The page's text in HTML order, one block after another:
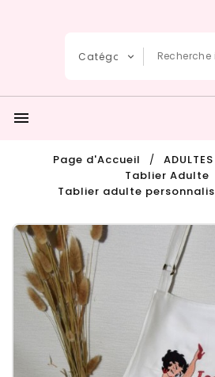

Page d'Accueil ADULTES
Tablier Adulte
Tablier adulte